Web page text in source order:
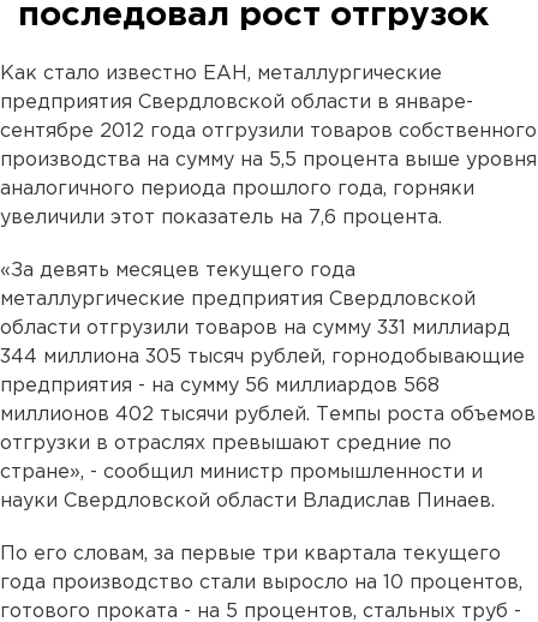
последовал рост отгрузок
Как стало известно ЕАН, металлургические
предприятия Свердловской области в январе-
сентябре 2012 года отгрузили товаров собственного
производства на сумму на 5,5 процента выше уровня
аналогичного периода прошлого года, горняки
увеличили этот показатель на 7,6 процента.
«За девять месяцев текущего года
металлургические предприятия Свердловской
области отгрузили товаров на сумму 331 миллиард
344 миллиона 305 тысяч рублей, горнодобывающие
предприятия - на сумму 56 миллиардов 568
миллионов 402 тысячи рублей. Темпы роста объемов
отгрузки в отраслях превышают средние по
стране», - сообщил министр промышленности и
науки Свердловской области Владислав Пинаев.
По его словам, за первые три квартала текущего
года производство стали выросло на 10 процентов,
готового проката - на 5 процентов, стальных труб -